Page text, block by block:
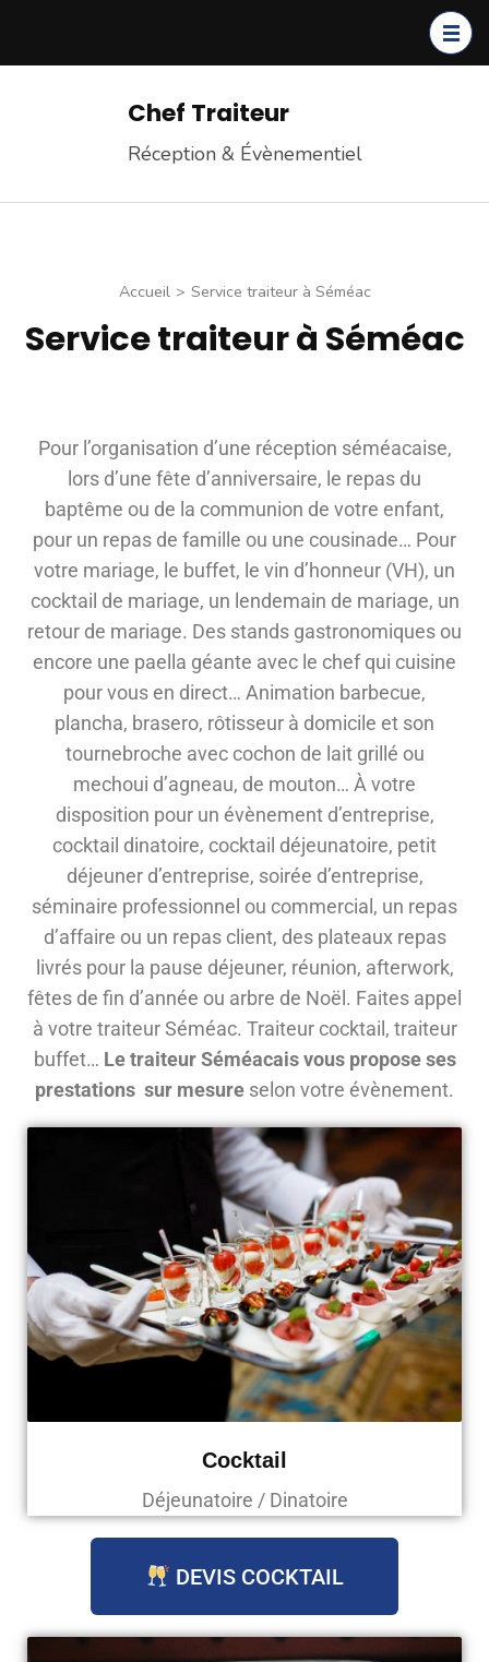
Chef Traiteur
Réception & Évènementiel
Accueil > Service traiteur à Séméac
Service traiteur à Séméac
Pour l’organisation d’une réception séméacaise,
lors d’une fête d’anniversaire, le repas du
baptême ou de la communion de votre enfant,
pour un repas de famille ou une cousinade… Pour
votre mariage, le buffet, le vin d’honneur (VH), un
cocktail de mariage, un lendemain de mariage, un
retour de mariage. Des stands gastronomiques ou
encore une paella géante avec le chef qui cuisine
pour vous en direct… Animation barbecue,
plancha, brasero, rôtisseur à domicile et son
tournebroche avec cochon de lait grillé ou
mechoui d’agneau, de mouton… À votre
disposition pour un évènement d’entreprise,
cocktail dinatoire, cocktail déjeunatoire, petit
déjeuner d’entreprise, soirée d’entreprise,
séminaire professionnel ou commercial, un repas
d’affaire ou un repas client, des plateaux repas
livrés pour la pause déjeuner, réunion, afterwork,
fêtes de fin d’année ou arbre de Noël. Faites appel
à votre traiteur Séméac. Traiteur cocktail, traiteur
buffet… Le traiteur Séméacais vous propose ses
prestations sur mesure selon votre évènement.
Cocktail
Déjeunatoire / Dinatoire
DEVIS COCKTAIL